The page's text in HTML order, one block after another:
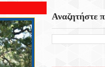
Αναζητήστε